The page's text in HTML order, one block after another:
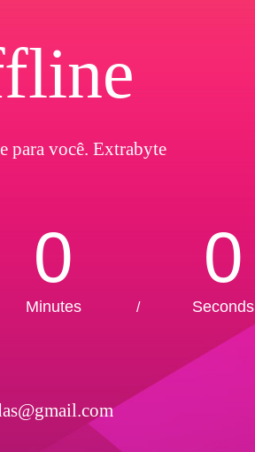
para você. Extrabyte
0
Minutes /
0
Seconds